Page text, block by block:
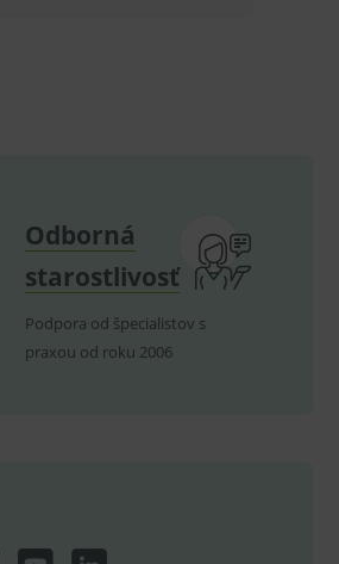
Odborná
starostlivosť
Podpora od špecialistov s
praxou od roku 2006